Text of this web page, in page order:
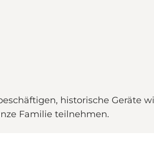
historische Geräte
Familie teilnehmen.